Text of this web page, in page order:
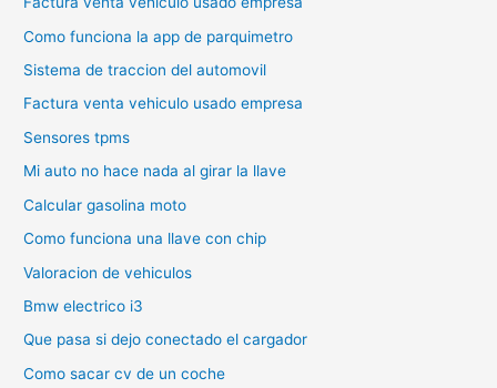
Como funciona la app de parquimetro
Sistema de traccion del automovil
Factura venta vehiculo usado empresa
Sensores tpms
Mi auto no hace nada al girar la llave
Calcular gasolina moto
Como funciona una llave con chip
Valoracion de vehiculos
Bmw electrico i3
Que pasa si dejo conectado el cargador
Como sacar cv de un coche